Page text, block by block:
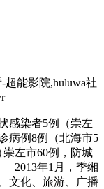
超能影院,huluwa社
染者5例（崇左
病例8例（北海市5
左市60例，防城
2013年1月，季缃
文化、旅游、广播